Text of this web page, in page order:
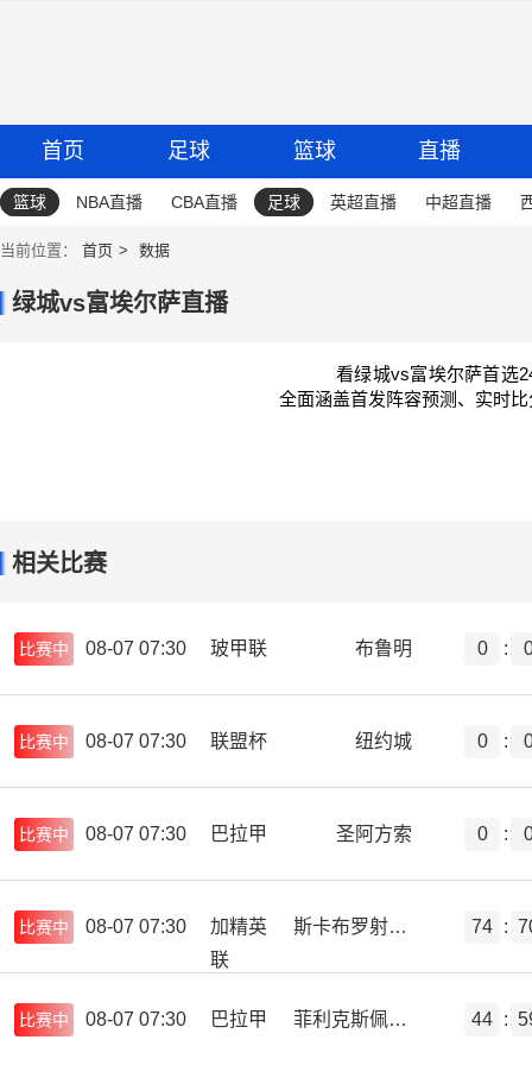
首页 足球 篮球 直播
篮球 NBA直播 CBA直播 足球 英超直播 中超直播
当前位置： 首页 数据
绿城vs富埃尔萨直播
看绿城vs富埃尔萨首选
全面涵盖首发阵容预测、实时
相关比赛
比赛中 08-07 07:30 玻甲联 布鲁明 0 :
比赛中 08-07 07:30 联盟杯 纽约城 0 :
比赛中 08-07 07:30 巴拉甲 圣阿方索 0 :
比赛中 08-07 07:30
加精英
联
斯卡布罗射击之星 74 :
比赛中 08-07 07:30 巴拉甲 菲利克斯佩雷斯 44 :